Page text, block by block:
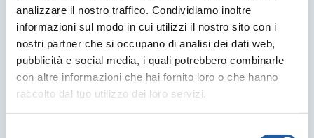
analizzare il nostro traffico. Condividiamo inoltre
informazioni sul modo in cui utilizzi il nostro sito con i
nostri partner che si occupano di analisi dei dati web,
pubblicità e social media, i quali potrebbero combinarle
con altre informazioni che hai fornito loro o che hanno
raccolto dal tuo utilizzo dei loro servizi.